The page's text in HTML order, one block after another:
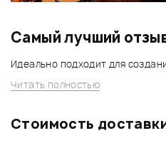
Самый лучший
Идеально подходит для
Читать полностью
Стоимость